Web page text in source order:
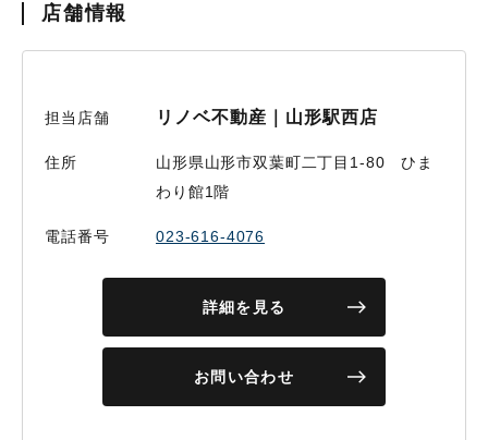
店舗情報
担当店舗 リノベ不動産｜山形駅西店
住所
山形県山形市双葉町二丁目1-80 ひま
わり館1階
電話番号 023-616-4076
詳細を見る
お問い合わせ